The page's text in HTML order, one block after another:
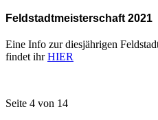
Feldstadtmeisterschaft 2021
Eine Info zur diesjährigen
findet ihrHIER
Seite 4 von 14